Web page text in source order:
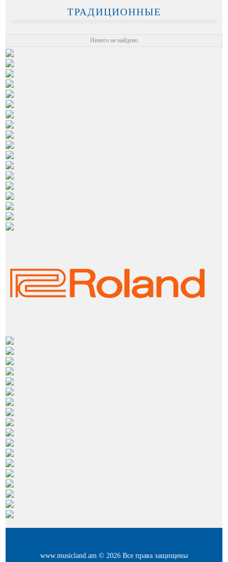
ТРАДИЦИОННЫЕ
Ничего не найдено
www.musicland.am © 2026 Все права защищены